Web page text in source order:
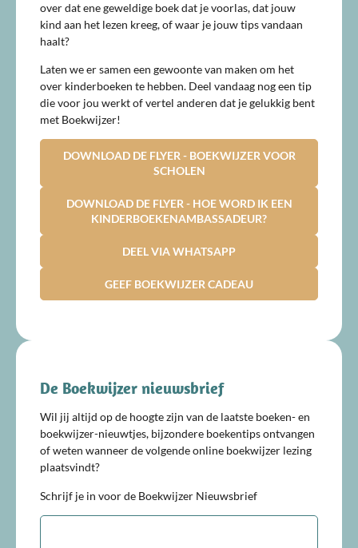
over dat ene geweldige boek dat je voorlas, dat jouw
kind aan het lezen kreeg, of waar je jouw tips vandaan
haalt?
Laten we er samen een gewoonte van maken om het
over kinderboeken te hebben. Deel vandaag nog een tip
die voor jou werkt of vertel anderen dat je gelukkig bent
met Boekwijzer!
DOWNLOAD DE FLYER - BOEKWIJZER VOOR
SCHOLEN
DOWNLOAD DE FLYER - HOE WORD IK EEN
KINDERBOEKENAMBASSADEUR?
DEEL VIA WHATSAPP
GEEF BOEKWIJZER CADEAU
De Boekwijzer nieuwsbrief
Wil jij altijd op de hoogte zijn van de laatste boeken- en
boekwijzer-nieuwtjes, bijzondere boekentips ontvangen
of weten wanneer de volgende online boekwijzer lezing
plaatsvindt?
Schrijf je in voor de Boekwijzer Nieuwsbrief
E-